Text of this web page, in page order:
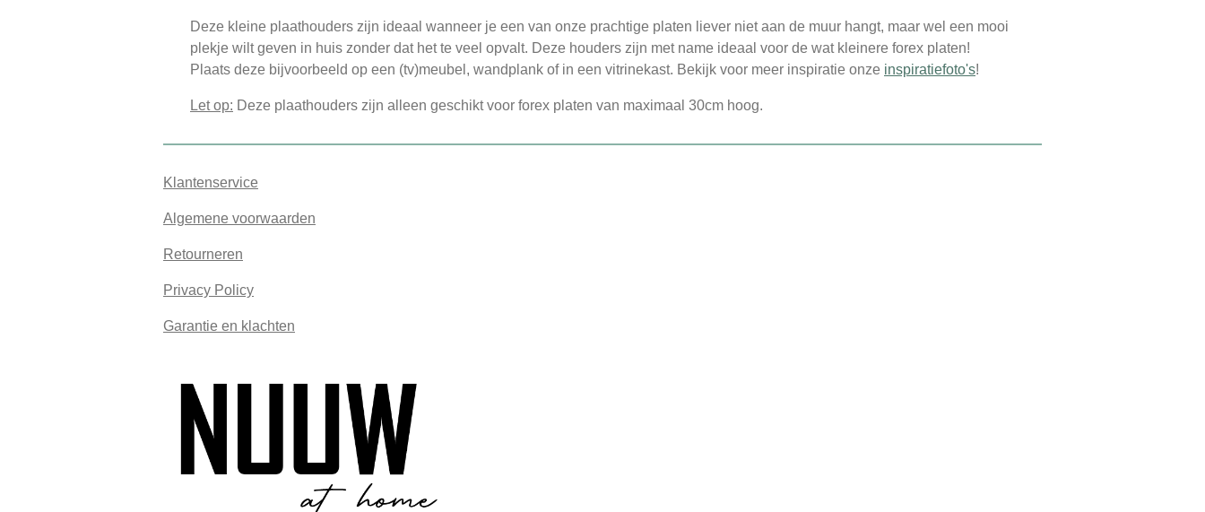
Deze kleine plaathouders zijn ideaal wanneer je een van onze prachtige platen liever niet aan de muur hangt, maar wel een mooi
plekje wilt geven in huis zonder dat het te veel opvalt. Deze houders zijn met name ideaal voor de wat kleinere forex platen!
Plaats deze bijvoorbeeld op een (tv)meubel, wandplank of in een vitrinekast. Bekijk voor meer inspiratie onze inspiratiefoto's!
Let op: Deze plaathouders zijn alleen geschikt voor forex platen van maximaal 30cm hoog.
Klantenservice
Algemene voorwaarden
Retourneren
Privacy Policy
Garantie en klachten